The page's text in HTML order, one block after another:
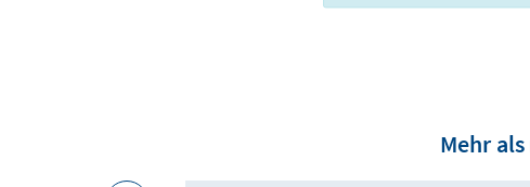
Mehr